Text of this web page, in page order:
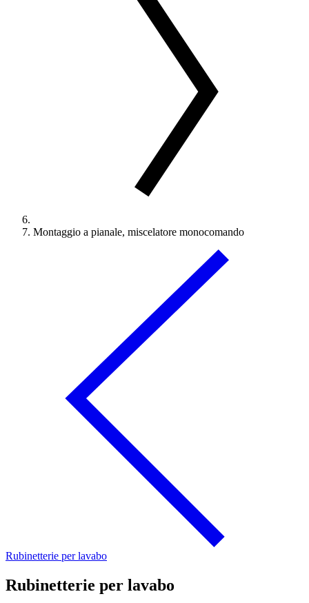
Montaggio a pianale, miscelatore monocomando
Rubinetterie per lavabo
Rubinetterie per lavabo